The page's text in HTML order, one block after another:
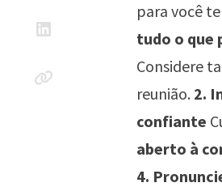
para você
tudo o que
Considere
reunião. 2.
confiante
aberto à
4.